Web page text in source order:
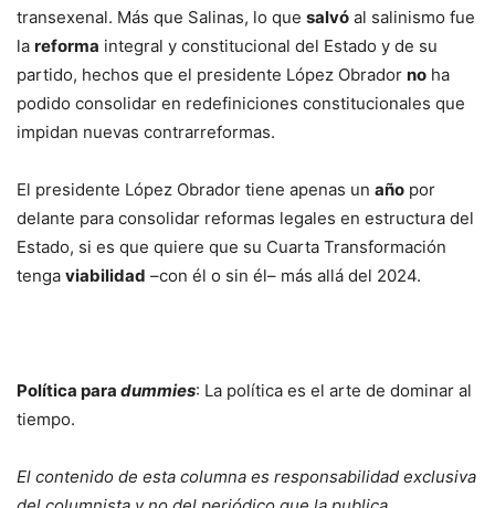
transexenal. Más que Salinas, lo que salvó al salinismo fue
la reforma integral y constitucional del Estado y de su
partido, hechos que el presidente López Obrador no ha
podido consolidar en redefiniciones constitucionales que
impidan nuevas contrarreformas.
El presidente López Obrador tiene apenas un año por
delante para consolidar reformas legales en estructura del
Estado, si es que quiere que su Cuarta Transformación
tenga viabilidad –con él o sin él– más allá del 2024.
Política para dummies: La política es el arte de dominar al
tiempo.
El contenido de esta columna es responsabilidad exclusiva